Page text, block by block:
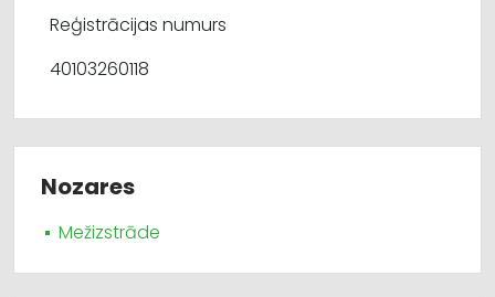
Reģistrācijas numurs
40103260118
Nozares
Mežizstrāde